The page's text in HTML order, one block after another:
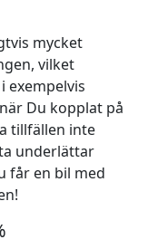
mycket
vilket
exempelvis
Du kopplat på
tillfällen inte
underlättar
får en bil med